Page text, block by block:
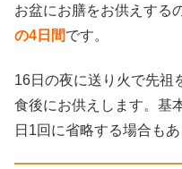
お盆にお膳をお供えする
の4日間です。
16日の夜に送り火で先祖
食後にお供えします。基
日1回に省略する場合もあ